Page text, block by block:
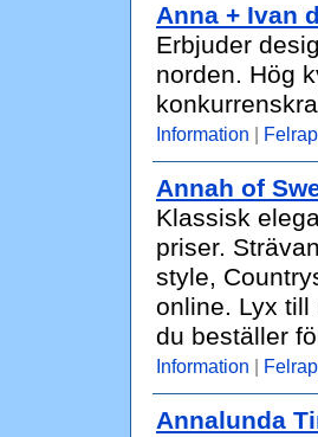
Anna + Ivan
Erbjuder
norden. Hög
Information |
Annah of
Klassisk
priser.
style,
online. Lyx till
du beställer
Information |
Annalunda